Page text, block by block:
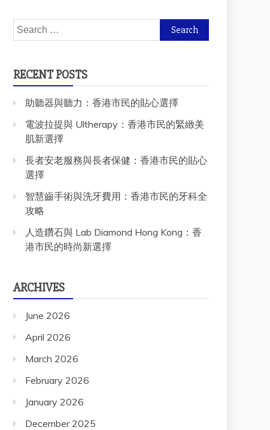
Search
for:
RECENT POSTS
助聽器與聽力：香港市民的貼心選擇
電波拉提與 Ultherapy：香港市民的緊緻美
肌新選擇
長者安老服務與長者保健：香港市民的貼心
選擇
智慧齒手術與洗牙費用：香港市民的牙科全
攻略
人造鑽石與 Lab Diamond Hong Kong：香
港市民的時尚新選擇
ARCHIVES
June 2026
April 2026
March 2026
February 2026
January 2026
December 2025